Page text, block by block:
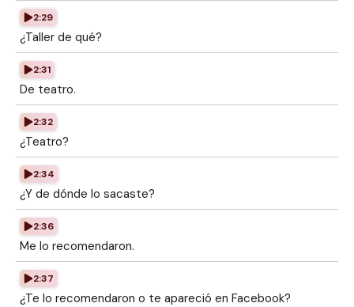
2:29
¿Taller de qué?
2:31
De teatro.
2:32
¿Teatro?
2:34
¿Y de dónde lo sacaste?
2:36
Me lo recomendaron.
2:37
¿Te lo recomendaron o te apareció en Facebook?